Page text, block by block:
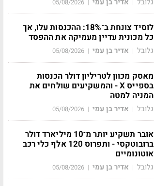
|
|
05/08/2026
לוסיד צונחת ב־18%: ההכנסות עלו, אך
כל מכונית עדיין מעמיקה את ההפסד
גלובל | אדיר בן עמי |
05/08/2026
מאסק מכוון לטריליון דולר הכנסות
בספייס X - והמשקיעים שולחים את
המניה למטה
גלובל | אדיר בן עמי |
05/08/2026
אובר תשקיע יותר מ־10 מיליארד דולר
ברובוטקסי - ותפרוס 120 אלף כלי רכב
אוטונומיים
גלובל | אדיר בן עמי |
05/08/2026